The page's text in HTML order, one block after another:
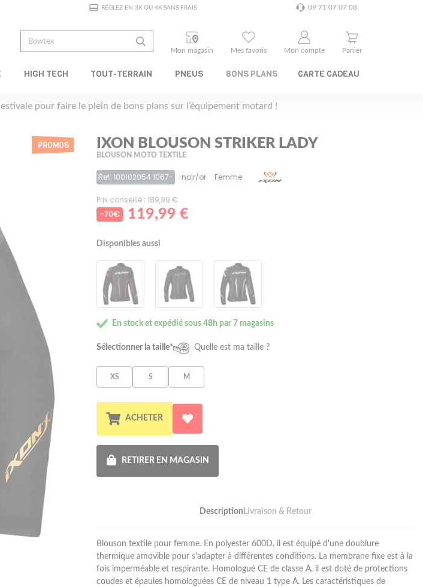
RÉGLEZ EN 3X OU 4X SANS FRAIS 09 71 07 07 08
Mon magasin
Mes favoris Mon compte Panier
HIGH TECH TOUT-TERRAIN PNEUS BONS PLANS CARTE CADEAU
pour faire le plein de bons plans sur l’équipement motard !
PROMOS IXON BLOUSON STRIKER LADY
BLOUSON MOTO TEXTILE
Ref: 100102054 1067- noir/or Femme
Prix conseillé : 189,99 €
-70€
119,99 €
Disponibles aussi
En stock et expédié sous 48h par 7 magasins
Sélectionner la taille* Quelle est ma taille ?
XS S M
ACHETER
RETIRER EN MAGASIN
Description Livraison & Retour
Blouson textile pour femme. En polyester 600D, il est équipé d'une doublure
thermique amovible pour s'adapter à différentes conditions. La membrane fixe est à la
fois imperméable et respirante. Homologué CE de classe A, il est doté de protections
coudes et épaules homologuées CE de niveau 1 type A. Les caractéristiques de